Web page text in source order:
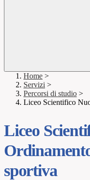
Home >
Servizi >
Percorsi di studio >
Liceo Scientifico
Liceo
sportiva